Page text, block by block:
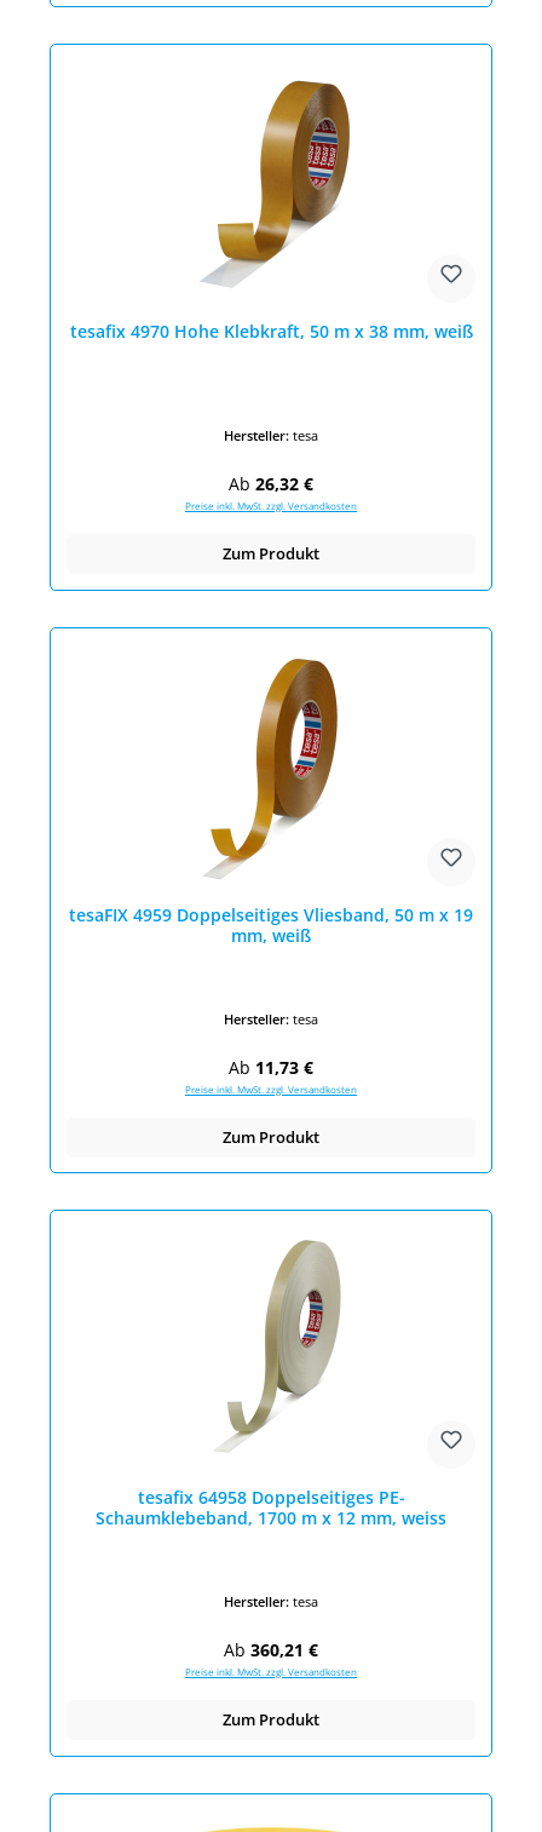
tesafix 4970 Hohe Klebkraft, 50 m x 38 mm, weiß
Hersteller: tesa
Regulärer Preis:
Ab 26,32 €
Preise inkl. MwSt. zzgl. Versandkosten
Zum Produkt
tesaFIX 4959 Doppelseitiges Vliesband, 50 m x 19
mm, weiß
Hersteller: tesa
Regulärer Preis:
Ab 11,73 €
Preise inkl. MwSt. zzgl. Versandkosten
Zum Produkt
tesafix 64958 Doppelseitiges PE-
Schaumklebeband, 1700 m x 12 mm, weiss
Hersteller: tesa
Regulärer Preis:
Ab 360,21 €
Preise inkl. MwSt. zzgl. Versandkosten
Zum Produkt